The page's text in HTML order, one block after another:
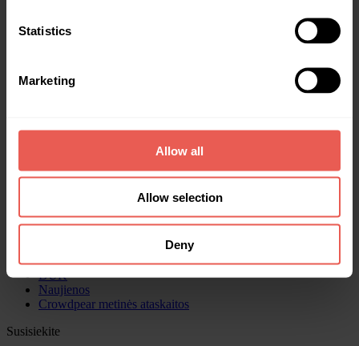
Statistics
Marketing
Allow all
Allow selection
Deny
Dokumentai
Duomenų apsaugos pareigūnė
milda@crowdpear.com
Verslui
Apie mus
DUK
Naujienos
Crowdpear metinės ataskaitos
Susisiekite